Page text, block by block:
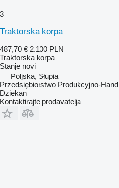
3
Traktorska korpa
487,70 € 2.100 PLN
Traktorska korpa
Stanje novi
Poljska, Słupia
Przedsiębiorstwo Produkcyjno-
Dziekan
Kontaktirajte prodavatelja